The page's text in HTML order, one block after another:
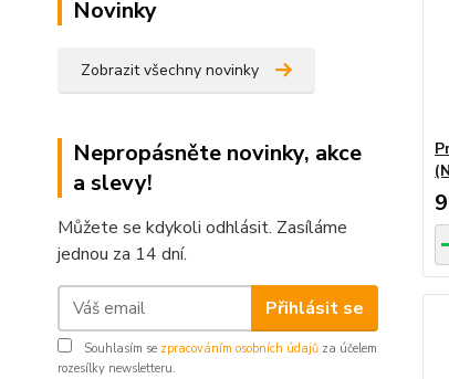
Novinky
Zobrazit všechny novinky
Nepropásněte novinky, akce
a slevy!
Můžete se kdykoli odhlásit. Zasíláme
jednou za 14 dní.
Přihlásit se
Souhlasím se zpracováním osobních údajů za účelem
rozesílky newsletteru.